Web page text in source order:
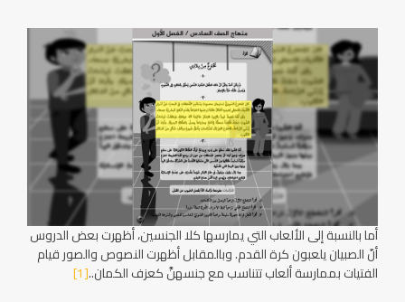
أما بالنسبة إلى الألعاب التي يمارسها كلا الجنسين، أظهرت بعض الدروس
أنّ الصبيان يلعبون كرة القدم. وبالمقابل أظهرت النصوص والصور قيام
الفتيات بممارسة ألعاب تتناسب مع جنسهنَّ كعزف الكمان..[1]